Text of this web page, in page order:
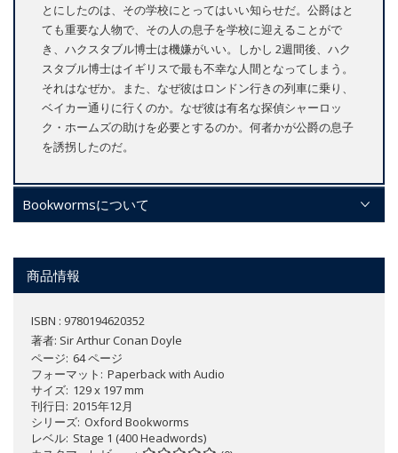
とにしたのは、その学校にとってはいい知らせだ。公爵はと
ても重要な人物で、その人の息子を学校に迎えることがで
き、ハクスタブル博士は機嫌がいい。しかし 2週間後、ハク
スタブル博士はイギリスで最も不幸な人間となってしまう。
それはなぜか。また、なぜ彼はロンドン行きの列車に乗り、
ベイカー通りに行くのか。なぜ彼は有名な探偵シャーロッ
ク・ホームズの助けを必要とするのか。何者かが公爵の息子
を誘拐したのだ。
Bookwormsについて
商品情報
ISBN : 9780194620352
著者: Sir Arthur Conan Doyle
ページ 64 ページ
フォーマット
Paperback with Audio
サイズ 129 x 197 mm
刊行日 2015年12月
シリーズ Oxford Bookworms
レベル Stage 1 (400 Headwords)